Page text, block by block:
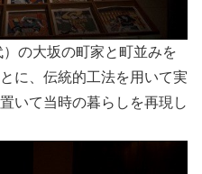
の大坂の町家と町並みを
に、伝統的工法を用いて実
いて当時の暮らしを再現し